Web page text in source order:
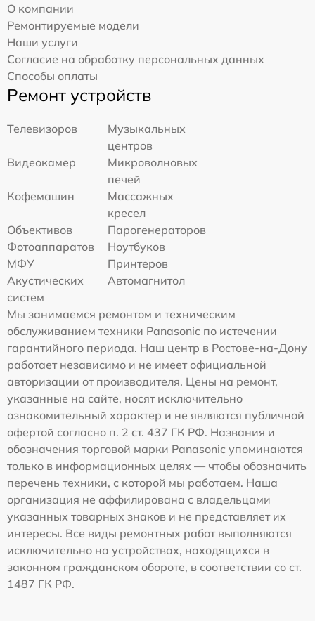
О компании
Ремонтируемые модели
Наши услуги
Согласие на обработку персональных данных
Способы оплаты
Ремонт устройств
Телевизоров
Музыкальных
центров
Видеокамер
Микроволновых
печей
Кофемашин
Массажных
кресел
Объективов
Парогенераторов
Фотоаппаратов
Ноутбуков
МФУ
Принтеров
Акустических
систем
Автомагнитол
Мы занимаемся ремонтом и техническим
обслуживанием техники Panasonic по истечении
гарантийного периода. Наш центр в Ростове-на-Дону
работает независимо и не имеет официальной
авторизации от производителя. Цены на ремонт,
указанные на сайте, носят исключительно
ознакомительный характер и не являются публичной
офертой согласно п. 2 ст. 437 ГК РФ. Названия и
обозначения торговой марки Panasonic упоминаются
только в информационных целях — чтобы обозначить
перечень техники, с которой мы работаем. Наша
организация не аффилирована с владельцами
указанных товарных знаков и не представляет их
интересы. Все виды ремонтных работ выполняются
исключительно на устройствах, находящихся в
законном гражданском обороте, в соответствии со ст.
1487 ГК РФ.